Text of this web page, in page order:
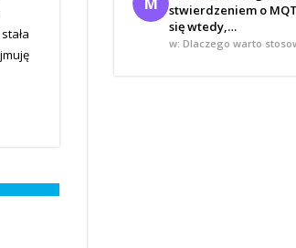
stwierdzeniem o
się wtedy,…
w: Dlaczego warto